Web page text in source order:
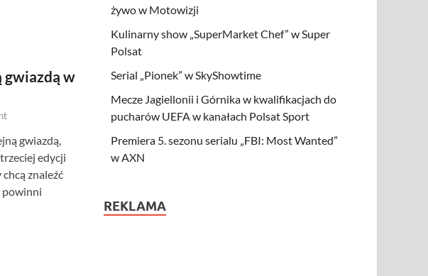
gwiazdą w
gwiazdą,
edycji
chcą znaleźć
powinni
żywo w Motowizji
Kulinarny show „SuperMarket Chef” w Super
Polsat
Serial „Pionek” w SkyShowtime
Mecze Jagiellonii i Górnika w kwalifikacjach do
pucharów UEFA w kanałach Polsat Sport
Premiera 5. sezonu serialu „FBI: Most Wanted”
w AXN
REKLAMA